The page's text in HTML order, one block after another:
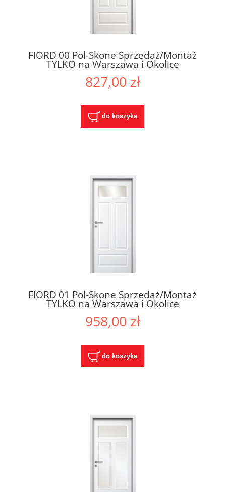
FIORD 00 Pol-Skone Sprzedaż/Montaż
TYLKO na Warszawa i Okolice
827,00 zł
do koszyka
FIORD 01 Pol-Skone Sprzedaż/Montaż
TYLKO na Warszawa i Okolice
958,00 zł
do koszyka